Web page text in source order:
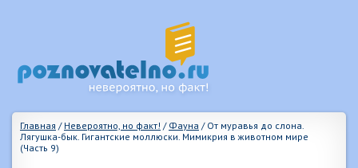
Главная / Невероятно, но факт! / Фауна / От муравья до слона.
Лягушка-бык. Гигантские моллюски. Мимикрия в животном мире
(Часть 9)